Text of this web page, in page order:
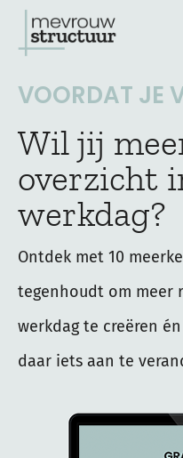
naar
VOORDAT JE
Wil jij
overzicht
werkdag?
Ontdek met 10
tegenhoudt om meer
werkdag te creëren
daar iets aan te